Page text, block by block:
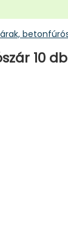
10 db